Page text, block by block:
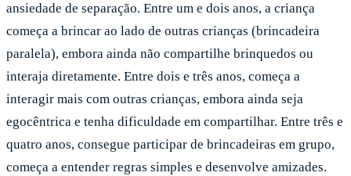
ansiedade de separação. Entre um e dois anos, a criança
começa a brincar ao lado de outras crianças (brincadeira
paralela), embora ainda não compartilhe brinquedos ou
interaja diretamente. Entre dois e três anos, começa a
interagir mais com outras crianças, embora ainda seja
egocêntrica e tenha dificuldade em compartilhar. Entre três e
quatro anos, consegue participar de brincadeiras em grupo,
começa a entender regras simples e desenvolve amizades.